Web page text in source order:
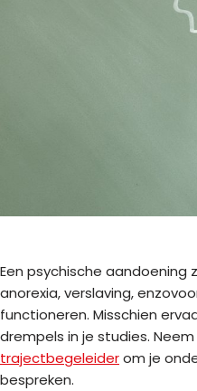
Een psychische aandoening
anorexia, verslaving,
functioneren. Misschien
drempels in je studies.
trajectbegeleiderom je
bespreken.